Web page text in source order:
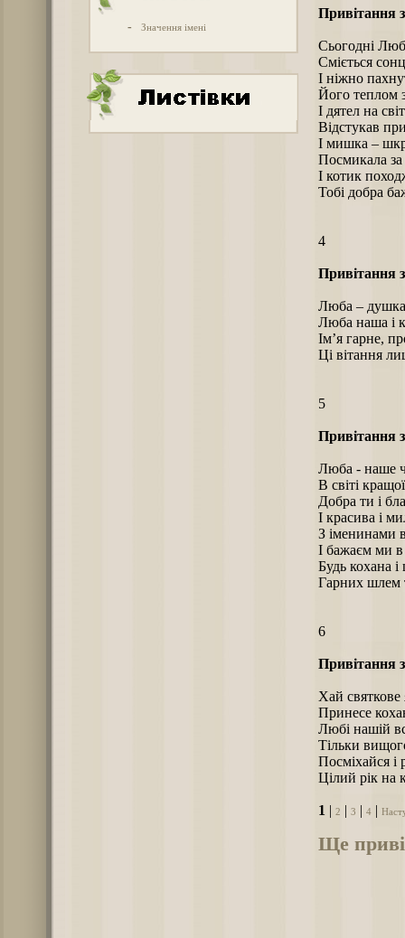
- Значення імені
Привітання
Сьогодні
Сміється
І ніжно
Його теплом
І дятел на
Відстукав
І мишка –
Посмикала
І котик
Тобі добра
4
Привітання
Люба –
Люба наша і
Ім’я гарне,
Ці вітання
5
Привітання
Люба - наше
В світі
Добра ти і
І красива і
З іменинами
І бажаєм ми
Будь кохана
Гарних шлем
6
Привітання
Хай святкове
Принесе
Любі нашій
Тільки
Посміхайся і
Цілий рік на
1 2 3 4
Ще